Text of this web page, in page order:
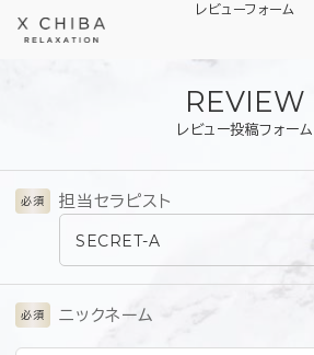
レビューフォーム
REVIEW
レビュー投稿フォーム
必須 担当セラピスト
SECRET-A
必須 ニックネーム